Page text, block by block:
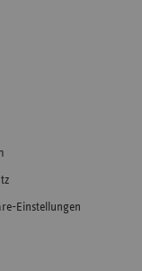
Einstellungen